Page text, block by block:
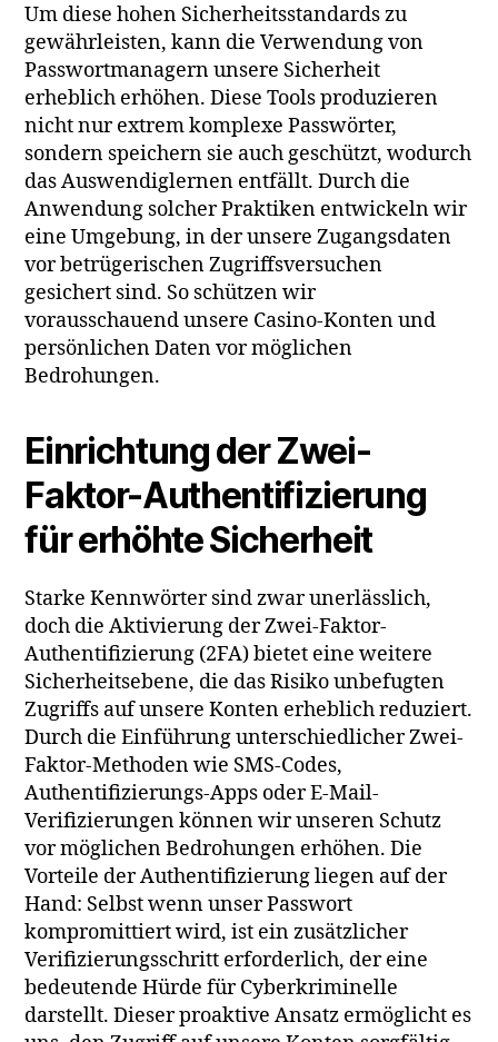
Um diese hohen Sicherheitsstandards zu
gewährleisten, kann die Verwendung von
Passwortmanagern unsere Sicherheit
erheblich erhöhen. Diese Tools produzieren
nicht nur extrem komplexe Passwörter,
sondern speichern sie auch geschützt, wodurch
das Auswendiglernen entfällt. Durch die
Anwendung solcher Praktiken entwickeln wir
eine Umgebung, in der unsere Zugangsdaten
vor betrügerischen Zugriffsversuchen
gesichert sind. So schützen wir
vorausschauend unsere Casino-Konten und
persönlichen Daten vor möglichen
Bedrohungen.
Einrichtung der Zwei-
Faktor-Authentifizierung
für erhöhte Sicherheit
Starke Kennwörter sind zwar unerlässlich,
doch die Aktivierung der Zwei-Faktor-
Authentifizierung (2FA) bietet eine weitere
Sicherheitsebene, die das Risiko unbefugten
Zugriffs auf unsere Konten erheblich reduziert.
Durch die Einführung unterschiedlicher Zwei-
Faktor-Methoden wie SMS-Codes,
Authentifizierungs-Apps oder E-Mail-
Verifizierungen können wir unseren Schutz
vor möglichen Bedrohungen erhöhen. Die
Vorteile der Authentifizierung liegen auf der
Hand: Selbst wenn unser Passwort
kompromittiert wird, ist ein zusätzlicher
Verifizierungsschritt erforderlich, der eine
bedeutende Hürde für Cyberkriminelle
darstellt. Dieser proaktive Ansatz ermöglicht es